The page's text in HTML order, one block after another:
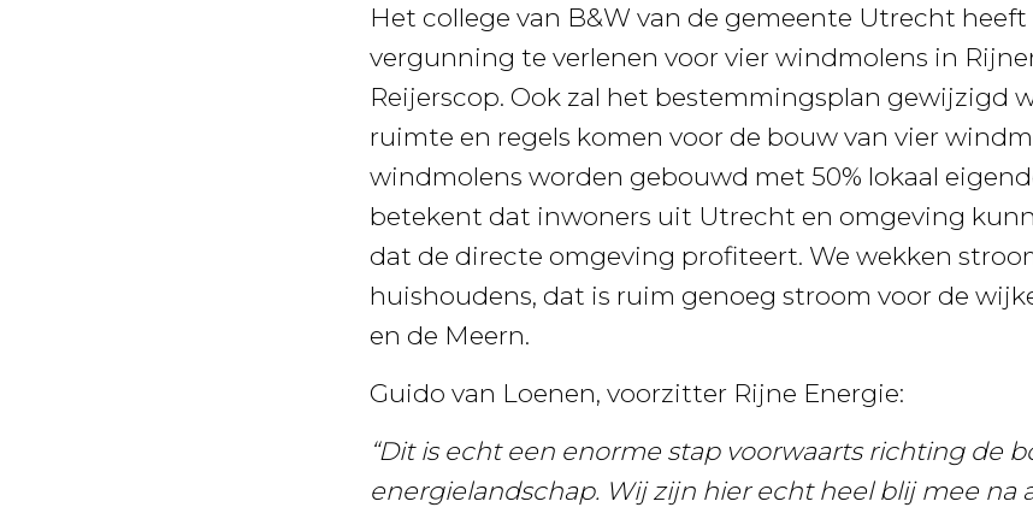
Het college van B&W van de gemeente Utrecht
vergunning te verlenen voor vier windmolens in
Reijerscop. Ook zal het bestemmingsplan gewijzigd
ruimte en regels komen voor de bouw van vier
windmolens worden gebouwd met 50% lokaal
betekent dat inwoners uit Utrecht en omgeving
dat de directe omgeving profiteert. We wekken
huishoudens, dat is ruim genoeg stroom voor de
en de Meern.
Guido van Loenen, voorzitter Rijne Energie:
“Dit is echt een enorme stap voorwaarts richting de
energielandschap. Wij zijn hier echt heel blij mee na